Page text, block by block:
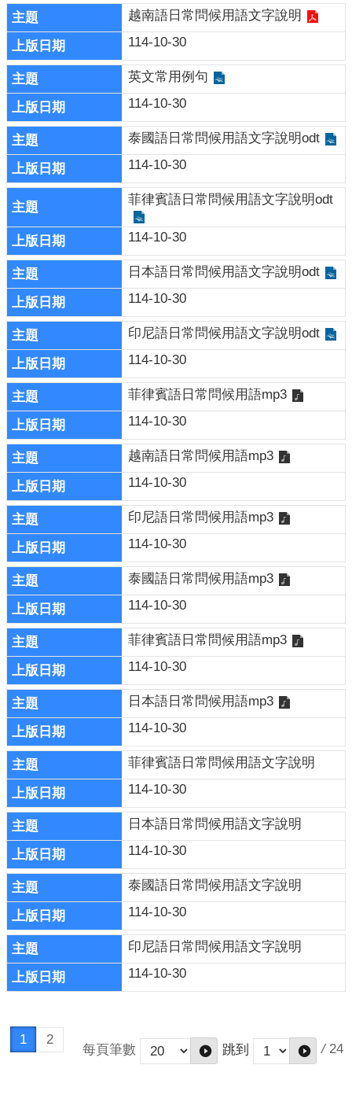
訊
主
題
專
區
影
音
出
版
品
相
關
連
結
越南語日常問候用語文字說明
114-10-30
英文常用例句
114-10-30
泰國語日常問候用語文字說明odt
114-10-30
菲律賓語日常問候用語文字說明odt
114-10-30
日本語日常問候用語文字說明odt
114-10-30
印尼語日常問候用語文字說明odt
114-10-30
菲律賓語日常問候用語mp3
114-10-30
越南語日常問候用語mp3
114-10-30
印尼語日常問候用語mp3
114-10-30
泰國語日常問候用語mp3
114-10-30
菲律賓語日常問候用語mp3
114-10-30
日本語日常問候用語mp3
114-10-30
菲律賓語日常問候用語文字說明
114-10-30
日本語日常問候用語文字說明
114-10-30
泰國語日常問候用語文字說明
114-10-30
印尼語日常問候用語文字說明
114-10-30
1 2
每頁筆數 跳到 / 24